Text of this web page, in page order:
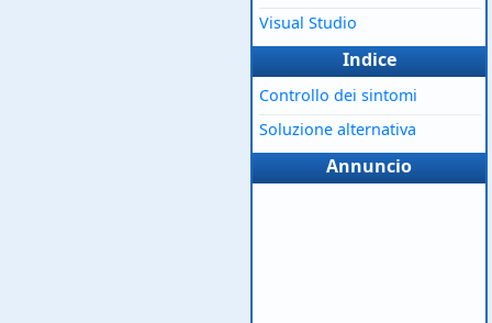
Visual Studio
Indice
Controllo dei sintomi
Soluzione alternativa
Annuncio